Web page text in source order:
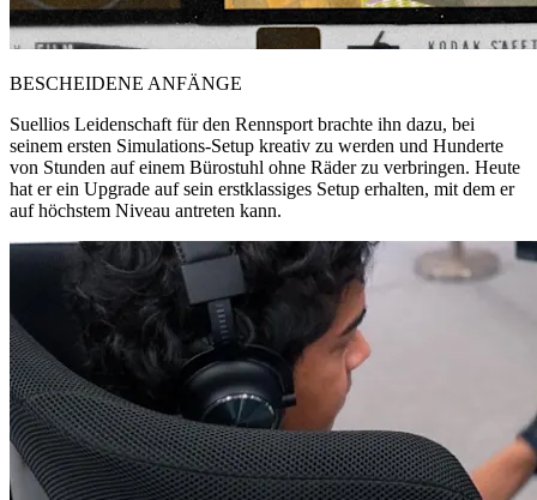
BESCHEIDENE ANFÄNGE
Suellios Leidenschaft für den Rennsport brachte ihn dazu, bei
seinem ersten Simulations-Setup kreativ zu werden und Hunderte
von Stunden auf einem Bürostuhl ohne Räder zu verbringen. Heute
hat er ein Upgrade auf sein erstklassiges Setup erhalten, mit dem er
auf höchstem Niveau antreten kann.